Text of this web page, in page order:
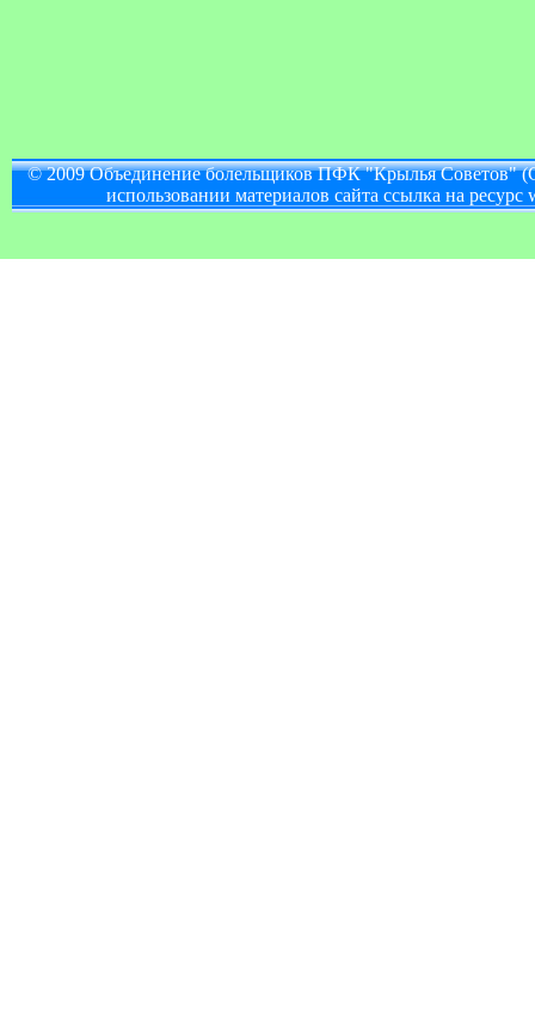
© 2009 Объединение болельщиков ПФК "Крылья
использовании материалов сайта ссылка на ресурс